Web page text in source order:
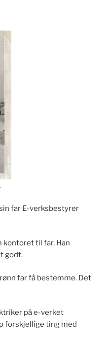
far E-verksbestyrer
kontoret til far. Han
godt.
far få bestemme. Det
på e-verket
forskjellige ting med